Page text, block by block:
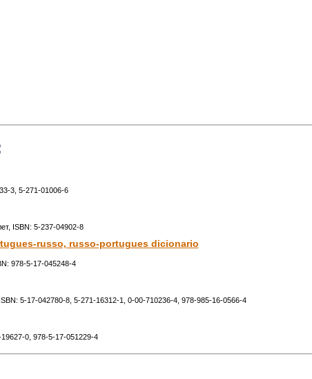
3, 5-271-01006-6
ISBN: 5-237-04902-8
russo, russo-portugues dicionario
978-5-17-045248-4
5-17-042780-8, 5-271-16312-1, 0-00-710236-4, 978-985-16-0566-4
0, 978-5-17-051229-4